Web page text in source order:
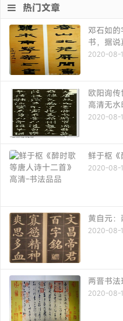
热门文章
邓石如
书，据
2020-08-
欧阳询
高清无
2020-08-
鲜于枢
2020-08-
黄自元
2020-08-
两晋书法
2020-08-